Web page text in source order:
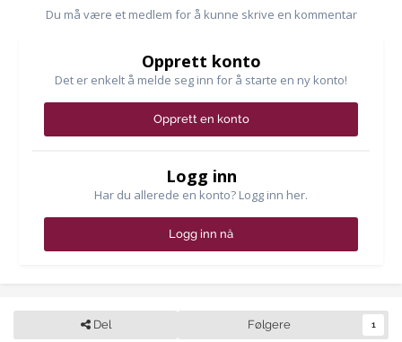
Du må være et medlem for å kunne skrive en kommentar
Opprett konto
Det er enkelt å melde seg inn for å starte en ny konto!
Opprett en konto
Logg inn
Har du allerede en konto? Logg inn her.
Logg inn nå
Del Følgere 1